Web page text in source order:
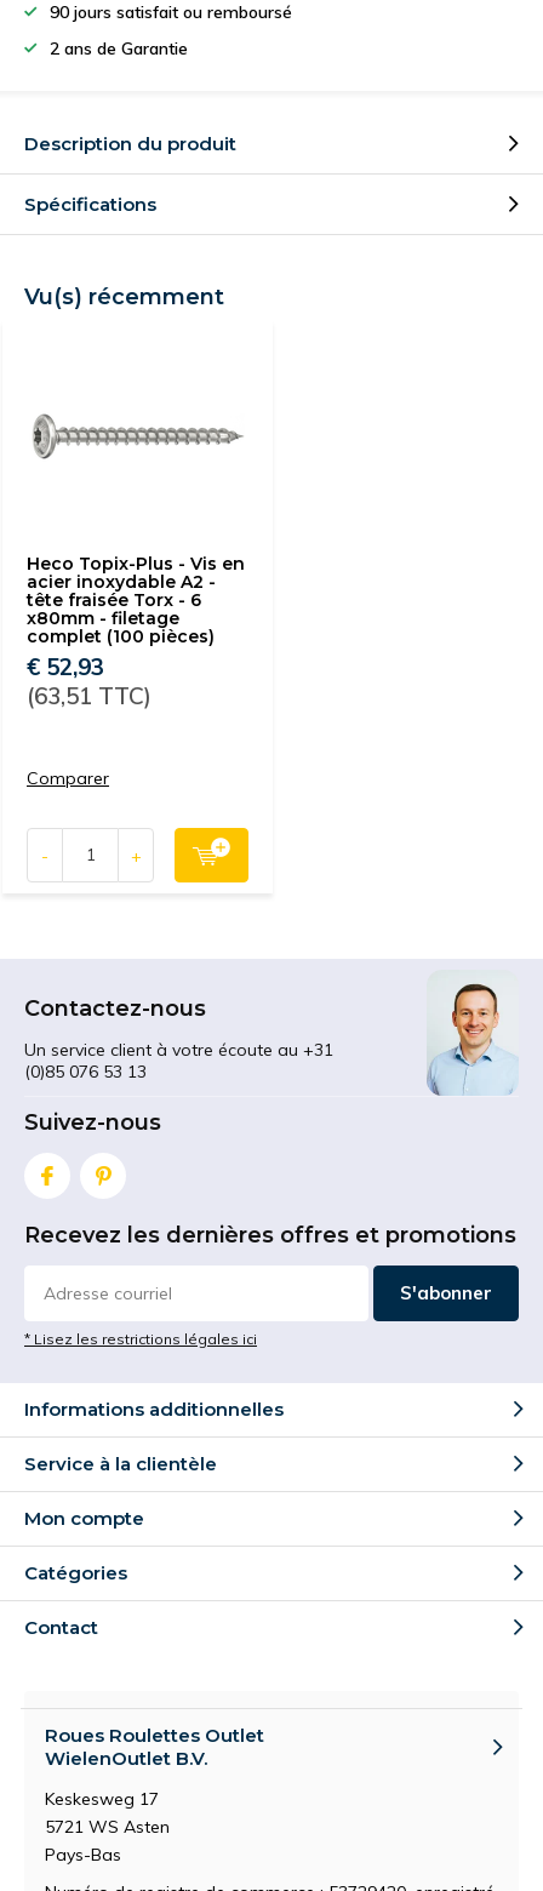
90 jours satisfait ou remboursé
2 ans de Garantie
Description du produit
Spécifications
Vu(s) récemment
Heco Topix-Plus - Vis en
acier inoxydable A2 -
tête fraisée Torx - 6
x80mm - filetage
complet (100 pièces)
€ 52,93
(63,51 TTC)
Comparer
- +
Contactez-nous
Un service client à votre écoute au +31
(0)85 076 53 13
Suivez-nous
Recevez les dernières offres et promotions
S'abonner
* Lisez les restrictions légales ici
Informations additionnelles
Service à la clientèle
Mon compte
Catégories
Contact
Roues Roulettes Outlet
WielenOutlet B.V.
Keskesweg 17
5721 WS Asten
Pays-Bas